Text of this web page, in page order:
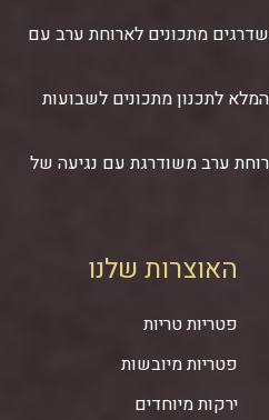
מתכונים לארוחת ערב עם
לתכנון מתכונים לשבועות
ערב משודרגת עם נגיעה של
האוצרות שלנו
פטריות טריות
פטריות מיובשות
ירקות מיוחדים